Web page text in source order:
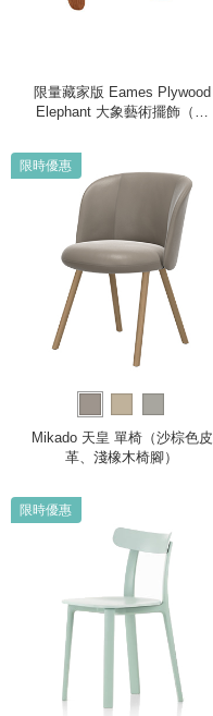
限量藏家版 Eames Plywood
Elephant 大象藝術擺飾（櫻
限時優惠
Mikado 天皇 單椅（沙棕色皮
革、淺橡木椅腳）
限時優惠